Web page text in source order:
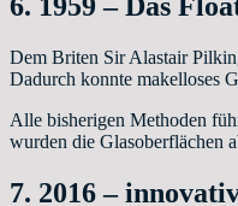
6. 1959 – Das
Dem Briten Sir Alastair
Dadurch konnte makelloses
Alle bisherigen Methoden
wurden die Glasoberflächen
7. 2016 –